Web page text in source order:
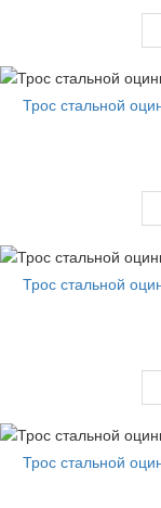
Трос стальной
Трос стальной
Трос стальной